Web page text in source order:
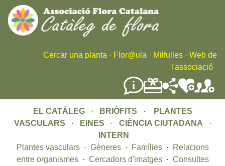
Skip
to
main
content
Cercar una planta · Flor@ula · Milfulles · Web de
l'associació
EL CATÀLEG· BRIÒFITS ·
PLANTES
VASCULARS · EINES · CIÈNCIA CIUTADANA ·
INTERN
Plantes vasculars· Gèneres· Famílies·
Relacions
entre organismes· Cercadors d'imatges· Consultes